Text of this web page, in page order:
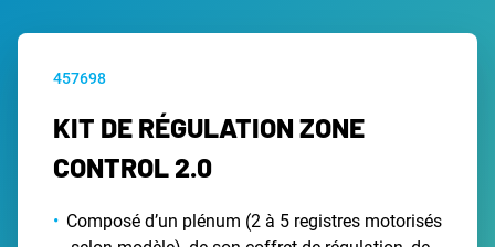
457698
KIT DE RÉGULATION ZONE
CONTROL 2.0
Composé d’un plénum (2 à 5 registres motorisés